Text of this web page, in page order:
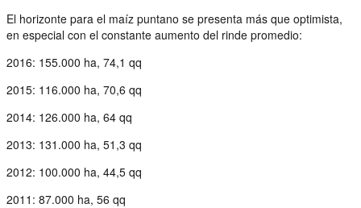
El horizonte para el maíz puntano se presenta más que optimista,
en especial con el constante aumento del rinde promedio:
2016: 155.000 ha, 74,1 qq
2015: 116.000 ha, 70,6 qq
2014: 126.000 ha, 64 qq
2013: 131.000 ha, 51,3 qq
2012: 100.000 ha, 44,5 qq
2011: 87.000 ha, 56 qq